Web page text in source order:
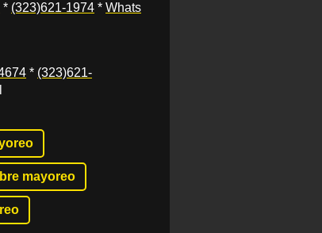
* (323)621-1974 * Whats
* (323)621-
mayoreo